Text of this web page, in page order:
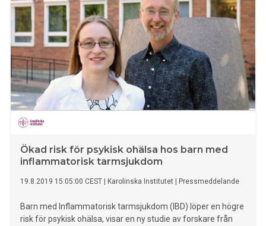
Ökad risk för psykisk ohälsa hos barn med
inflammatorisk tarmsjukdom
19.8.2019 15:05:00 CEST Karolinska Institutet Pressmeddelande
Barn med Inflammatorisk tarmsjukdom (IBD) löper en högre
risk för psykisk ohälsa, visar en ny studie av forskare från